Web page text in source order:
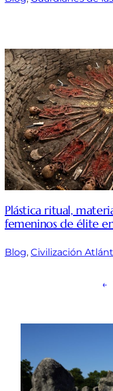
Plástica ritual,
femeninos de élite
Blog, Civilización
←